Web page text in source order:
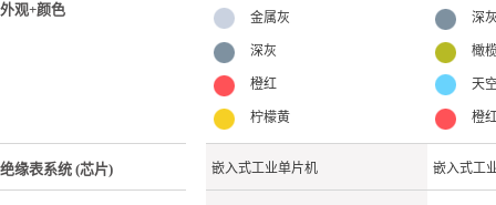
外观+颜色 金属灰
深灰
橙红
柠檬黄
深
橄
天
橙
绝缘表系统 (芯片) 嵌入式工业单片机 嵌入式工